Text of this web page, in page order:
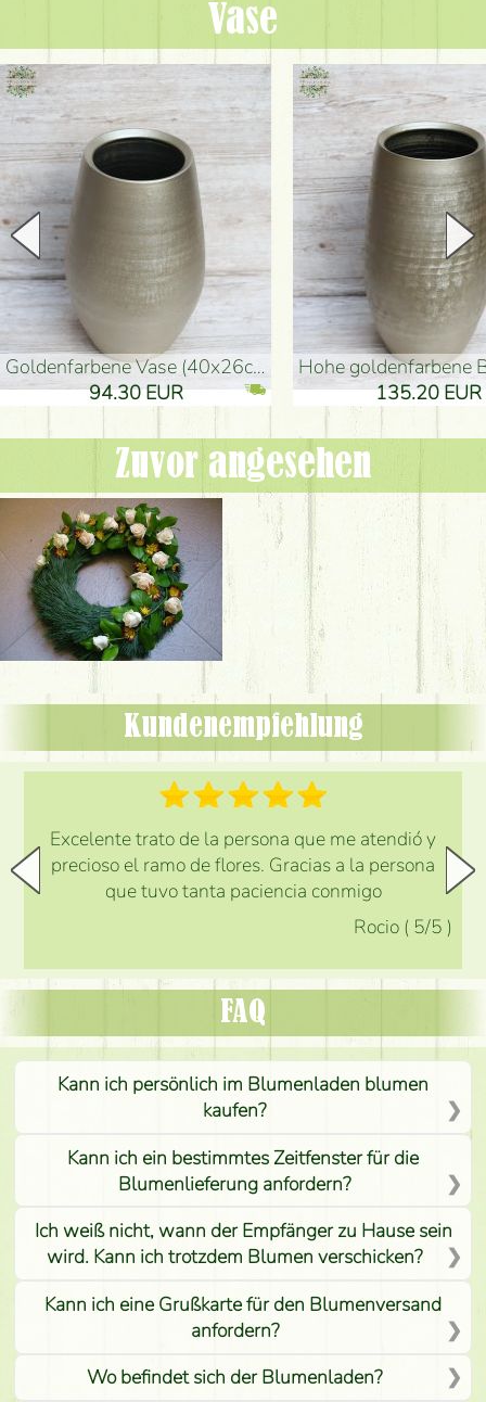
Vase
goldenfarbene Vase (40x26cm)
94.30 EUR
hohe goldenfarbene
135.20 EUR
Zuvor angesehen
Kundenempfehlung
Excelente trato de la persona que me atendió y
precioso el ramo de flores. Gracias a la persona
que tuvo tanta paciencia conmigo
Rocio ( 5/5 )
FAQ
Kann ich persönlich im Blumenladen blumen
kaufen?
Kann ich ein bestimmtes Zeitfenster für die
Blumenlieferung anfordern?
Ich weiß nicht, wann der Empfänger zu Hause sein
wird. Kann ich trotzdem Blumen verschicken?
Kann ich eine Grußkarte für den Blumenversand
anfordern?
Wo befindet sich der Blumenladen?